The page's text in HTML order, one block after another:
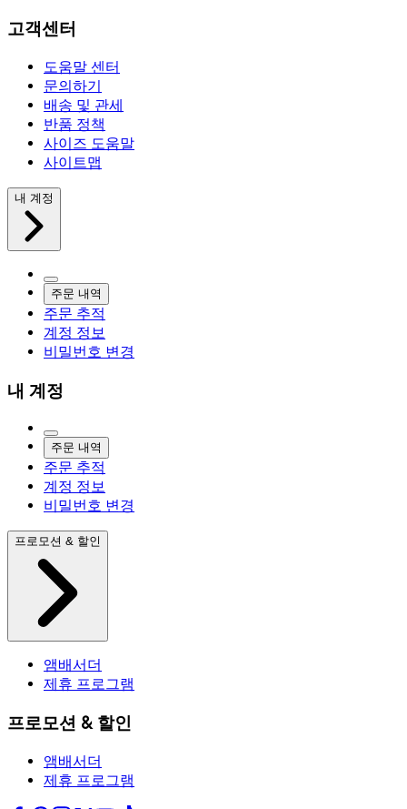
고객센터
도움말 센터
문의하기
배송 및 관세
반품 정책
사이즈 도움말
사이트맵
내 계정
주문 내역
주문 추적
계정 정보
비밀번호 변경
내 계정
주문 내역
주문 추적
계정 정보
비밀번호 변경
프로모션 & 할인
앰배서더
제휴 프로그램
프로모션 & 할인
앰배서더
제휴 프로그램